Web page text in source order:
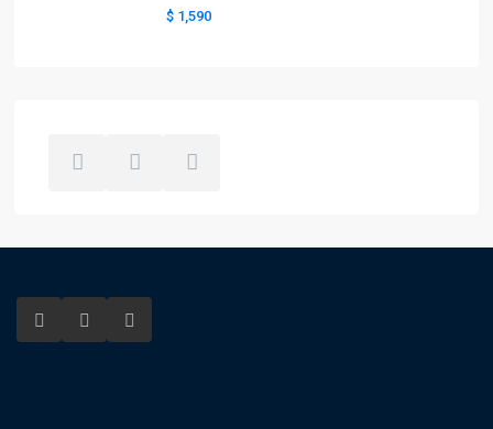
$ 1,590